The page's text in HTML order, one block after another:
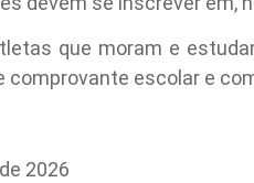
que moram e
comprovante escolar e
2026